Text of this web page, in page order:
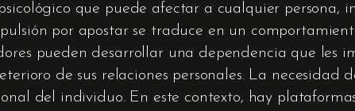
que puede afectar a cualquier persona,
por apostar se traduce en un
pueden desarrollar una dependencia que les
de sus relaciones personales. La necesidad
del individuo. En este contexto, hay